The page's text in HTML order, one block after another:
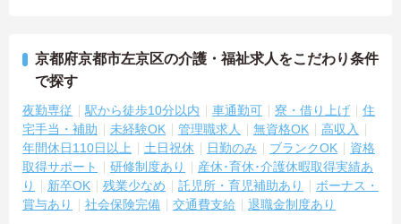
京都府京都市左京区の介護・福祉求人をこだわり条件
で探す
夜勤専従 駅から徒歩10分以内 車通勤可 寮・借り上げ
住
宅手当・補助
未経験OK 管理職求人 無資格OK
高収入
年間休日110日以上
土日祝休 日勤のみ ブランクOK
資格
取得サポート
研修制度あり
産休･育休･介護休暇取得実績あ
り
新卒OK 残業少なめ 託児所・育児補助あり
ボーナス・
賞与あり
社会保険完備 交通費支給 退職金制度あり